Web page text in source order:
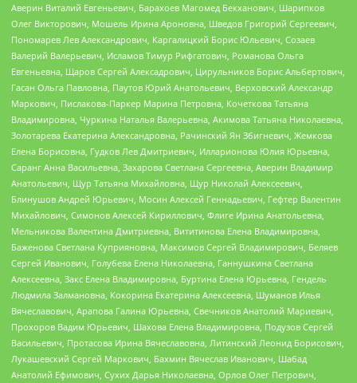
Аверин Виталий Евгеньевич, Барахоев Магомед Бекханович, Шарипков
Олег Викторович, Мошель Ирина Ароновна, Шведов Григорий Сергеевич,
Пономарев Лев Александрович, Каргалицкий Борис Юльевич, Созаев
Валерий Валерьевич, Исламов Тимур Рифгатович, Романова Ольга
Евгеньевна, Щаров Сергей Алексадрович, Цирульников Борис Альбертович,
Гасан Ольга Павловна, Паутов Юрий Анатольевич, Верховский Александр
Маркович, Пислакова-Паркер Марина Петровна, Кочеткова Татьяна
Владимировна, Чуркина Наталья Валерьевна, Акимова Татьяна Николаевна,
Золотарева Екатерина Александровна, Рачинский Ян Збигневич, Жемкова
Елена Борисовна, Гудков Лев Дмитриевич, Илларионова Юлия Юрьевна,
Саранг Анна Васильевна, Захарова Светлана Сергеевна, Аверин Владимир
Анатольевич, Щур Татьяна Михайловна, Щур Николай Алексеевич,
Блинушов Андрей Юрьевич, Мосин Алексей Геннадьевич, Гефтер Валентин
Михайлович, Симонов Алексей Кириллович, Флиге Ирина Анатольевна,
Мельникова Валентина Дмитриевна, Вититинова Елена Владимировна,
Баженова Светлана Куприяновна, Максимов Сергей Владимирович, Беляев
Сергей Иванович, Голубева Елена Николаевна, Ганнушкина Светлана
Алексеевна, Закс Елена Владимировна, Буртина Елена Юрьевна, Гендель
Людмила Залмановна, Кокорина Екатерина Алексеевна, Шуманов Илья
Вячеславович, Арапова Галина Юрьевна, Свечников Анатолий Мариевич,
Прохоров Вадим Юрьевич, Шахова Елена Владимировна, Подузов Сергей
Васильевич, Протасова Ирина Вячеславовна, Литинский Леонид Борисович,
Лукашевский Сергей Маркович, Бахмин Вячеслав Иванович, Шабад
Анатолий Ефимович, Сухих Дарья Николаевна, Орлов Олег Петрович,